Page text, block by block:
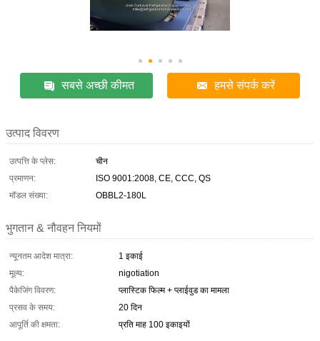
सबसे अच्छी कीमत हमसे संपर्क करें
उत्पाद विवरण
उत्पत्ति के प्लेस:
चीन
प्रमाणन:
ISO 9001:2008, CE, CCC, QS
मॉडल संख्या:
OBBL2-180L
भुगतान & नौवहन नियमों
न्यूनतम आदेश मात्रा:
1 इकाई
मूल्य:
nigotiation
पैकेजिंग विवरण:
प्लास्टिक फिल्म + प्लाईवुड का मामला
प्रसव के समय:
20 दिन
आपूर्ति की क्षमता:
प्रति माह 100 इकाइयों